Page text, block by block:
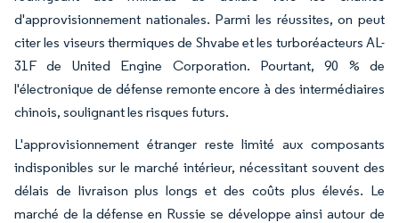
d'approvisionnement nationales. Parmi les réussites, on peut
citer les viseurs thermiques de Shvabe et les turboréacteurs AL-
31F de United Engine Corporation. Pourtant, 90 % de
l'électronique de défense remonte encore à des intermédiaires
chinois, soulignant les risques futurs.
L'approvisionnement étranger reste limité aux composants
indisponibles sur le marché intérieur, nécessitant souvent des
délais de livraison plus longs et des coûts plus élevés. Le
marché de la défense en Russie se développe ainsi autour de